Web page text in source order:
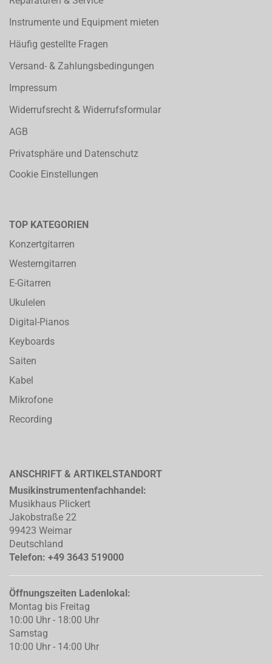
Instrumente und Equipment mieten
Häufig gestellte Fragen
Versand- & Zahlungsbedingungen
Impressum
Widerrufsrecht & Widerrufsformular
AGB
Privatsphäre und Datenschutz
Cookie Einstellungen
TOP KATEGORIEN
Konzertgitarren
Westerngitarren
E-Gitarren
Ukulelen
Digital-Pianos
Keyboards
Saiten
Kabel
Mikrofone
Recording
ANSCHRIFT & ARTIKELSTANDORT
Musikinstrumentenfachhandel:
Musikhaus Plickert
Jakobstraße 22
99423 Weimar
Deutschland
Telefon: +49 3643 519000
Öffnungszeiten Ladenlokal:
Montag bis Freitag
10:00 Uhr - 18:00 Uhr
Samstag
10:00 Uhr - 14:00 Uhr